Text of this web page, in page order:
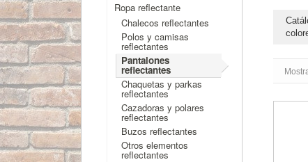
Ropa reflectante
Chalecos reflectantes
Polos y camisas
reflectantes
Pantalones
reflectantes
Chaquetas y parkas
reflectantes
Cazadoras y polares
reflectantes
Buzos reflectantes
Otros elementos
reflectantes